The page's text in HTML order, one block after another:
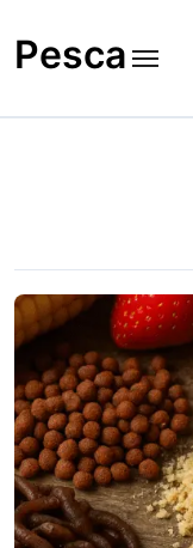
to
content
Pesca